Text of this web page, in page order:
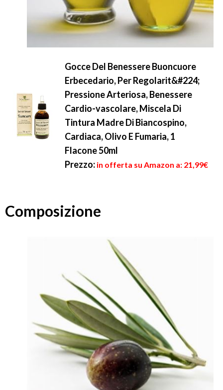
Gocce Del Benessere Buoncuore
Erbecedario, Per Regolarit&#224;
Pressione Arteriosa, Benessere
Cardio-vascolare, Miscela Di
Tintura Madre Di Biancospino,
Cardiaca, Olivo E Fumaria, 1
Flacone 50ml
Prezzo: in offerta su Amazon a: 21,99€
Composizione